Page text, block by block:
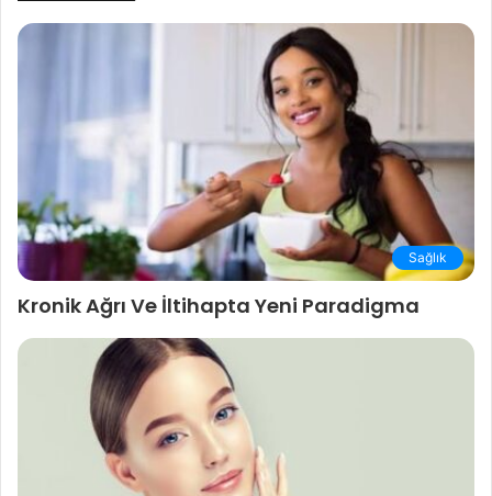
Sağlık
Kronik Ağrı Ve İltihapta Yeni Paradigma